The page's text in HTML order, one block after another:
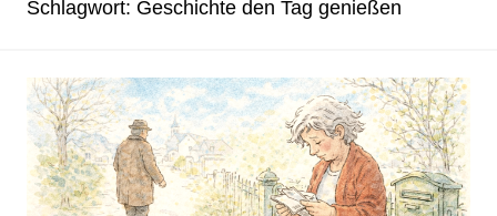
Schlagwort: Geschichte den Tag genießen